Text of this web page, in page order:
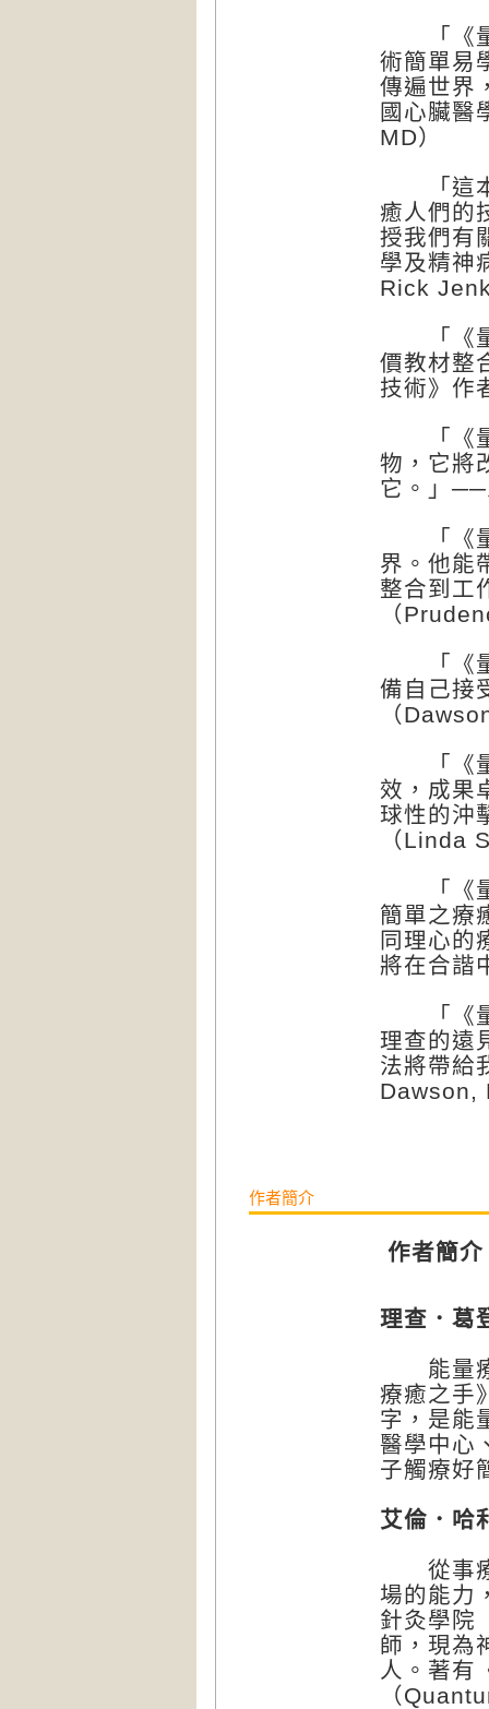
「《量
術簡單易
傳遍世界
國心臟醫
MD）
「這本
癒人們的
授我們有
學及精神
Rick
「《量
價教材整
技術》作
「《量
物，它將
它。」
「《量
界。他能
整合到工
（
「《量
備自己接
（
「《量
效，成果
球性的沖
（Linda
「《量
簡單之療
同理心的
將在合諧
「《量
理查的遠
法將帶給
Dawson,
作者簡介
作者簡介
理查．
能量療
療癒之手
字，是能
醫學中心
子觸療好
艾倫．
從事療
場的能力
針灸學院
師，現為
人。著有
（